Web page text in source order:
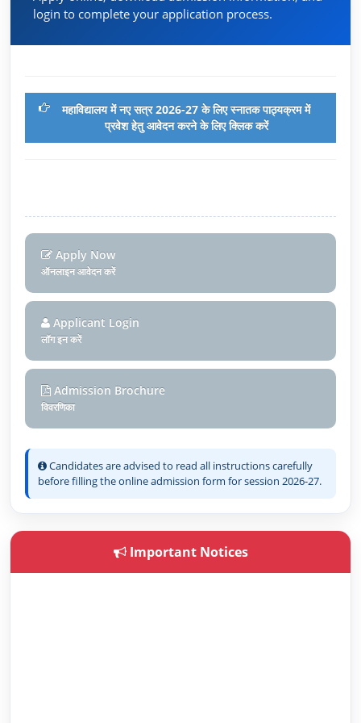
login to complete your application process.
महाविद्यालय में नए सत्र 2026-27 के लिए स्नातक पाठ्यक्रम में
प्रवेश हेतु आवेदन करने के लिए क्लिक करें
Apply Now
ऑनलाइन आवेदन करें
Applicant Login
लॉग इन करें
Admission Brochure
विवरणिका
Candidates are advised to read all instructions carefully
before filling the online admission form for session 2026-27.
Important Notices